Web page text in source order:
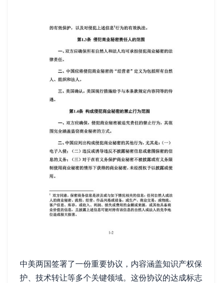
中美两国签署了一份重要协议，内容涵盖知识产权保
护、技术转让等多个关键领域。这份协议的达成标志